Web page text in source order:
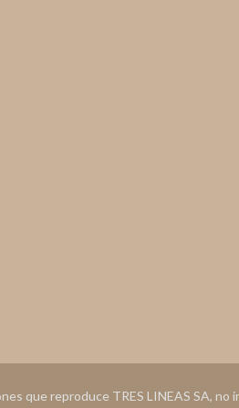
que reproduce TRES LINEAS SA, no